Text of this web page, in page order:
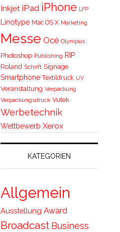
Inkjet iPad iPhone LFP
Linotype Mac OS X Marketing
Messe Océ Olympus
Photoshop Publishing RIP
Roland Schrift Signage
Smartphone Textildruck UV
Veranstaltung Verpackung
Verpackungsdruck Vutek
Werbetechnik
Wettbewerb Xerox
KATEGORIEN
Allgemein
Ausstellung Award
Broadcast Business